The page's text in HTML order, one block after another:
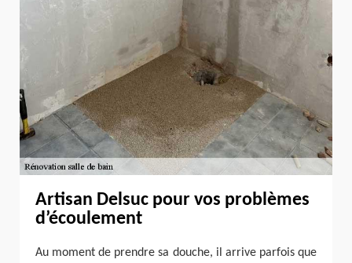
Artisan Delsuc pour vos problèmes
d’écoulement
Au moment de prendre sa douche, il arrive parfois que